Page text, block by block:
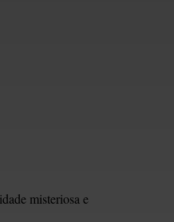
misteriosa e